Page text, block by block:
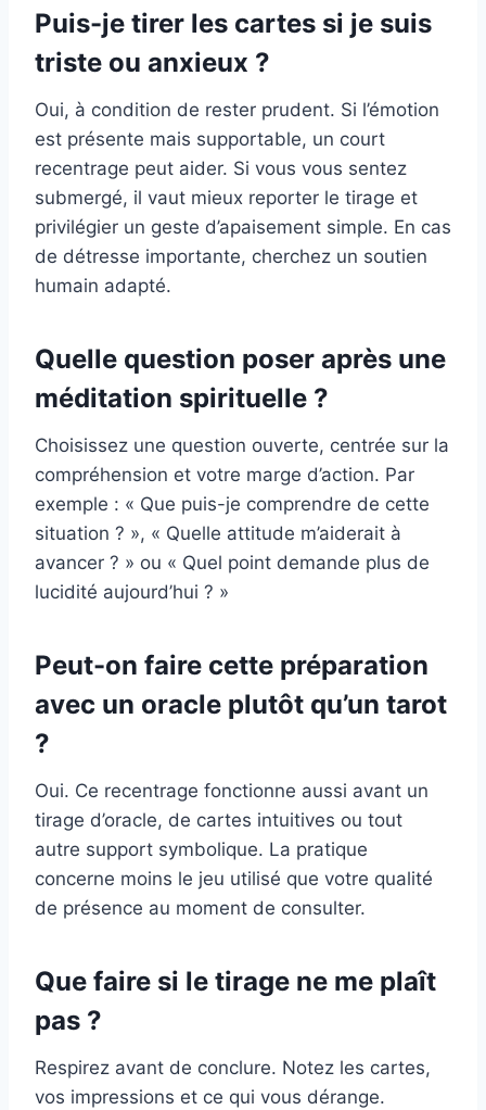
Puis-je tirer les cartes si je suis
triste ou anxieux ?
Oui, à condition de rester prudent. Si l’émotion
est présente mais supportable, un court
recentrage peut aider. Si vous vous sentez
submergé, il vaut mieux reporter le tirage et
privilégier un geste d’apaisement simple. En cas
de détresse importante, cherchez un soutien
humain adapté.
Quelle question poser après une
méditation spirituelle ?
Choisissez une question ouverte, centrée sur la
compréhension et votre marge d’action. Par
exemple : « Que puis-je comprendre de cette
situation ? », « Quelle attitude m’aiderait à
avancer ? » ou « Quel point demande plus de
lucidité aujourd’hui ? »
Peut-on faire cette préparation
avec un oracle plutôt qu’un tarot
?
Oui. Ce recentrage fonctionne aussi avant un
tirage d’oracle, de cartes intuitives ou tout
autre support symbolique. La pratique
concerne moins le jeu utilisé que votre qualité
de présence au moment de consulter.
Que faire si le tirage ne me plaît
pas ?
Respirez avant de conclure. Notez les cartes,
vos impressions et ce qui vous dérange.